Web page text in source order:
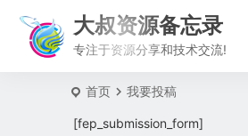
大叔资源备忘录
专注于资源分享和技术交流!
首页 我要投稿
[fep_submission_form]